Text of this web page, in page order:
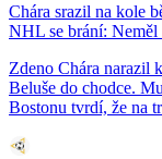
Chára srazil na kole
NHL se brání: Neměl
Zdeno Chára narazil
Beluše do chodce.
Bostonu tvrdí, že na